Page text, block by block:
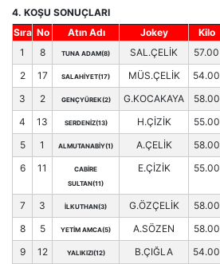
4. KOŞU SONUÇLARI
Sıra No Atın Adı Jokey Kilo
1
8 TUNA ADAM(8) SAL.ÇELİK 57.00
2 17 SALAHİYET(17) MÜS.ÇELİK 54.00
3 2 GENÇYÜREK(2) G.KOCAKAYA 58.00
4 13 SERDENİZ(13) H.ÇİZİK 55.00
5 1 ALMUTANABİY(1) A.ÇELİK 58.00
6 11
CABİRE
SULTAN(11)
E.ÇİZİK 55.00
7 3 İLKUTHAN(3) G.ÖZÇELİK 58.00
8 5 YETİM AMCA(5) A.SÖZEN 58.00
9 12 YALIKIZI(12) B.ÇIĞLA 54.00